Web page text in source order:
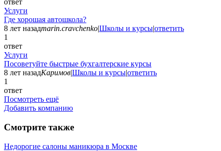
ответ
Услуги
Где хорошая автошкола?
8 лет назадmarin.cravchenko|Школы и курсы|ответить
1
ответ
Услуги
Посоветуйте быстрые бухгалтерские курсы
8 лет назадКаримов|Школы и курсы|ответить
1
ответ
Посмотреть ещё
Добавить компанию
Смотрите также
Недорогие салоны маникюра в Москве